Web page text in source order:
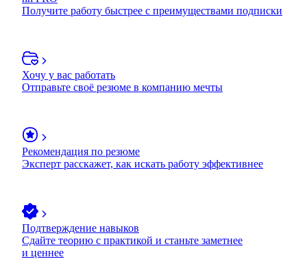
Получите работу быстрее с преимуществами подписки
Хочу у вас работать
Отправьте своё резюме в компанию мечты
Рекомендация по резюме
Эксперт расскажет, как искать работу эффективнее
Подтверждение навыков
Сдайте теорию с практикой и станьте заметнее
и ценнее